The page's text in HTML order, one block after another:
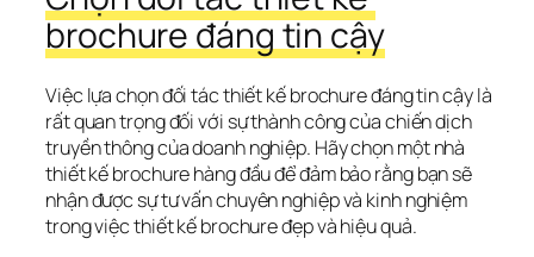
brochure đáng tin cậy
Việc lựa chọn đối tác thiết kế brochure đáng tin cậy là
rất quan trọng đối với sự thành công của chiến dịch
truyền thông của doanh nghiệp. Hãy chọn một nhà
thiết kế brochure hàng đầu để đảm bảo rằng bạn sẽ
nhận được sự tư vấn chuyên nghiệp và kinh nghiệm
trong việc thiết kế brochure đẹp và hiệu quả.